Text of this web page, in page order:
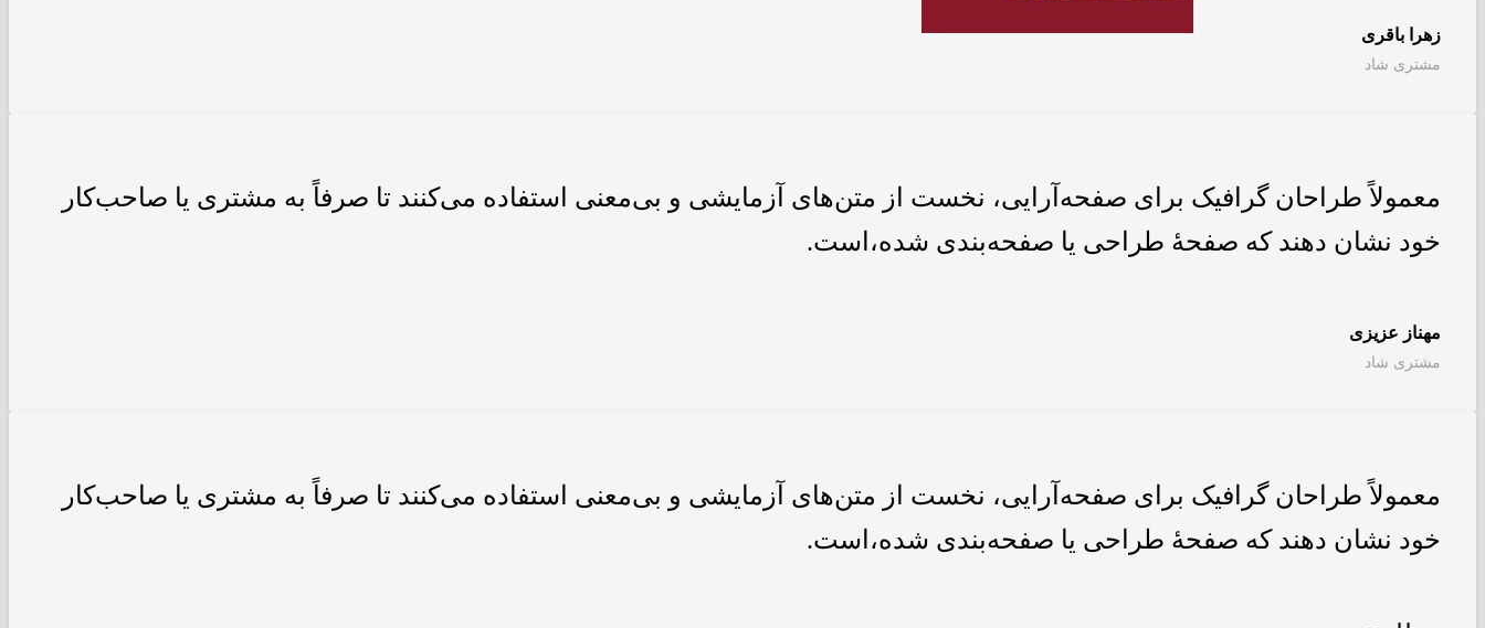
زهرا باقری
مشتری شاد
معمولاً طراحان گرافیک برای صفحه‌آرایی، نخست از متن‌های آزمایشی و بی‌معنی استفاده می‌کنند تا صرفاً به مشتری یا صاحب‌کار
خود نشان دهند که صفحهٔ طراحی یا صفحه‌بندی شده،است.
مهناز عزیزی
مشتری شاد
معمولاً طراحان گرافیک برای صفحه‌آرایی، نخست از متن‌های آزمایشی و بی‌معنی استفاده می‌کنند تا صرفاً به مشتری یا صاحب‌کار
خود نشان دهند که صفحهٔ طراحی یا صفحه‌بندی شده،است.